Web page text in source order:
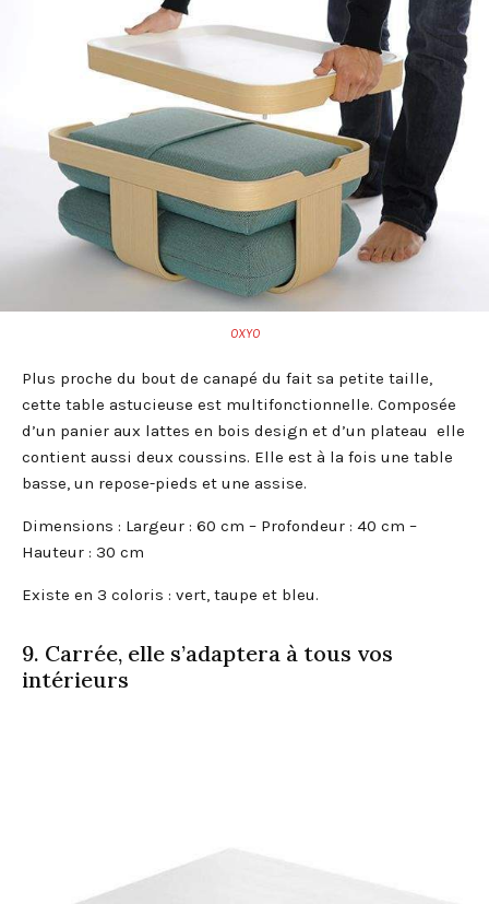
OXYO
Plus proche du bout de canapé du fait sa petite taille,
cette table astucieuse est multifonctionnelle. Composée
d’un panier aux lattes en bois design et d’un plateau elle
contient aussi deux coussins. Elle est à la fois une table
basse, un repose-pieds et une assise.
Dimensions : Largeur : 60 cm – Profondeur : 40 cm –
Hauteur : 30 cm
Existe en 3 coloris : vert, taupe et bleu.
9. Carrée, elle s’adaptera à tous vos
intérieurs